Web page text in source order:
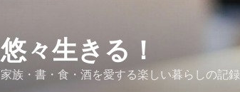
悠々生きる！
家族・書・食・酒を愛する楽しい暮らしの記録